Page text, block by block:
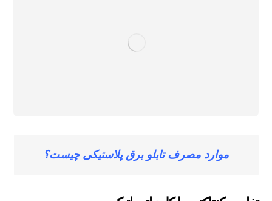
موارد مصرف تابلو برق پلاستیکی چیست؟